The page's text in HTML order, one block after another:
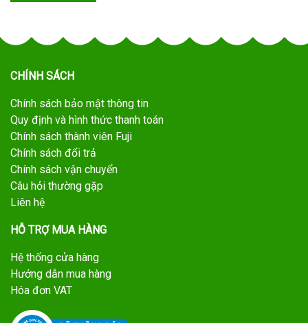
CHÍNH SÁCH
Chính sách bảo mật thông tin
Quy định và hình thức thanh toán
Chính sách thành viên Fuji
Chính sách đổi trả
Chính sách vận chuyển
Câu hỏi thường gặp
Liên hệ
HỖ TRỢ MUA HÀNG
Hệ thống cửa hàng
Hướng dẫn mua hàng
Hóa đơn VAT